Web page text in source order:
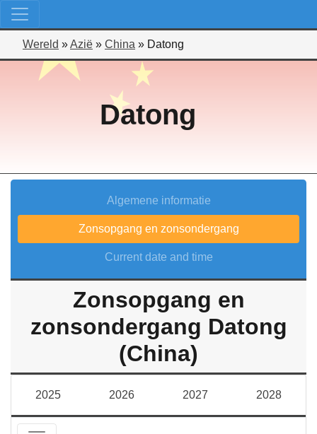
Wereld »Azië » China » Datong
Datong
Algemene informatie
Zonsopgang en zonsondergang
Current date and time
Zonsopgang en
zonsondergang Datong
(China)
2025 2026 2027 2028